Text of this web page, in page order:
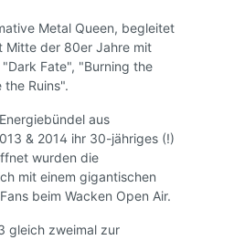
Metal Queen, begleitet
Mitte der 80er Jahre mit
Fate", "Burning the
Ruins".
aus
& 2014 ihr 30-jähriges (!)
wurden die
mit einem gigantischen
beim Wacken Open Air.
gleich zweimal zur